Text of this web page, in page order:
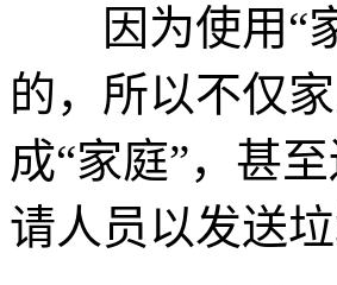
因为使用“家
的，所以不仅
成“家庭”，甚
请人员以发送垃